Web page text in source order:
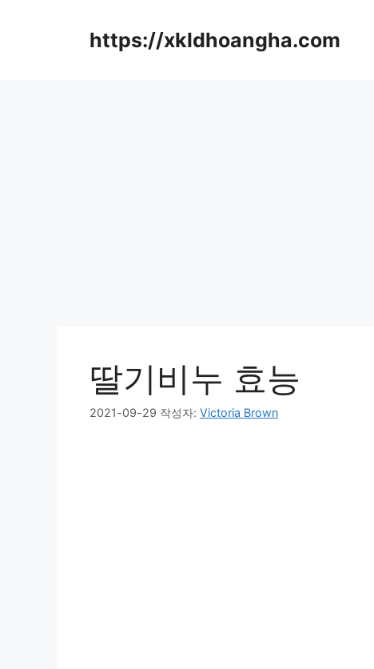
https://xkldhoangha.com
딸기비누 효능
2021-09-29 작성자: Victoria Brown